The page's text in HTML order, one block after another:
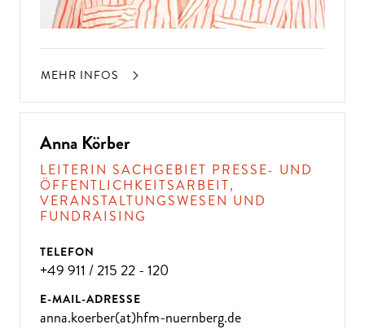
MEHR INFOS
Anna Körber
LEITERIN SACHGEBIET PRESSE- UND
ÖFFENTLICHKEITSARBEIT,
VERANSTALTUNGSWESEN UND
FUNDRAISING
TELEFON
+49 911 / 215 22 - 120
E-MAIL-ADRESSE
anna.koerber(at)hfm-nuernberg.de